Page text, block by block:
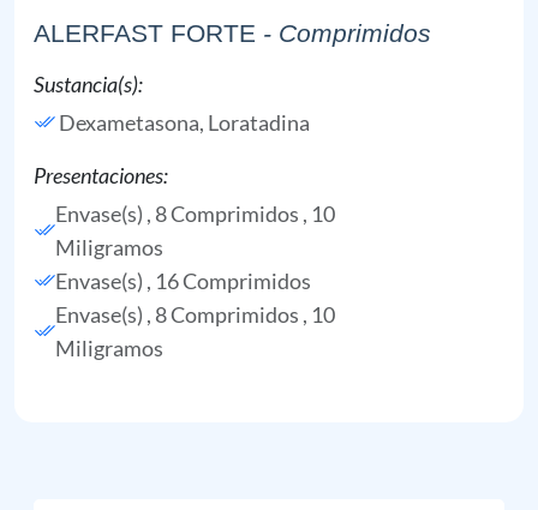
ALERFAST FORTE - Comprimidos
Sustancia(s):
Dexametasona, Loratadina
Presentaciones:
Envase(s) , 8 Comprimidos , 10
Miligramos
Envase(s) , 16 Comprimidos
Envase(s) , 8 Comprimidos , 10
Miligramos